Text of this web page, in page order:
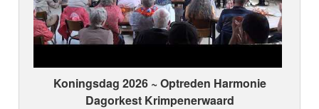
Koningsdag 2026 ~ Optreden Harmonie
Dagorkest Krimpenerwaard